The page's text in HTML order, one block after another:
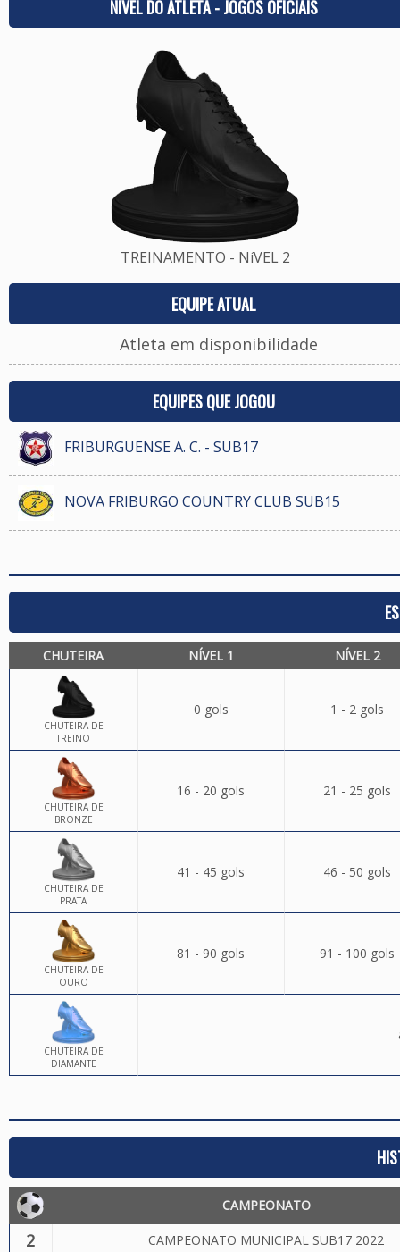
NÍVEL DO ATLETA - JOGOS OFICIAIS
TREINAMENTO - NíVEL 2
EQUIPE ATUAL
Atleta em disponibilidade
EQUIPES QUE JOGOU
FRIBURGUENSE A. C. - SUB17
NOVA FRIBURGO COUNTRY CLUB SUB15
CHUTEIRA NÍVEL 1 NÍVEL 2
CHUTEIRA DE
TREINO
0 gols 1 - 2 gols
CHUTEIRA DE
BRONZE
16 - 20 gols 21 - 25 gols
CHUTEIRA DE
PRATA
41 - 45 gols 46 - 50 gols
CHUTEIRA DE
OURO
81 - 90 gols 91 - 100 gols
CHUTEIRA DE
DIAMANTE
CAMPEONATO
2 CAMPEONATO MUNICIPAL SUB17 2022